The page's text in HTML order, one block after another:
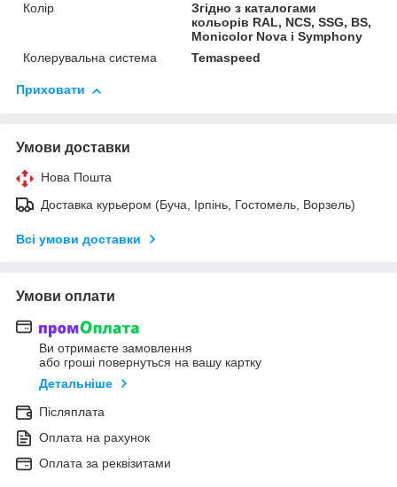
Колір
Згідно з каталогами
кольорів RAL, NCS, SSG, BS,
Monicolor Nova і Symphony
Колерувальна система
Temaspeed
Приховати
Умови доставки
Нова Пошта
Доставка курьером (Буча, Ірпінь, Гостомель, Ворзель)
Всі умови доставки
Умови оплати
Ви отримаєте замовлення
або гроші повернуться на вашу картку
Детальніше
Післяплата
Оплата на рахунок
Оплата за реквізитами